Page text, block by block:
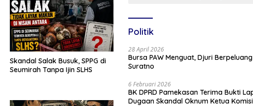
Skandal Salak Busuk, SPPG di
Seumirah Tanpa Ijin SLHS
Politik
28 April 2026
Bursa PAW Menguat, Djuri
Suratno
6 Februari 2026
BK DPRD Pamekasan Terima Bukti
Dugaan Skandal Oknum Ketua